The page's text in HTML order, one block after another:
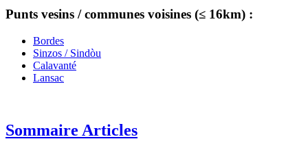
Punts vesins / communes voisines (≤ 16km) :
Bordes
Sinzos / Sindòu
Calavanté
Lansac
Sommaire Articles